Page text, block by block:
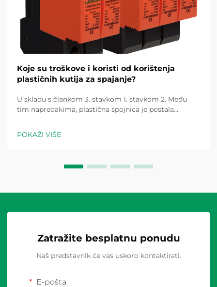
Koje su troškove i koristi od korištenja
plastičnih kutija za spajanje?
U skladu s člankom 3. stavkom 1. stavkom 2. Među
tim napredakima, plastična spojnica je postala
instalacije i...
POKAŽI VIŠE
Zatražite besplatnu ponudu
Naš predstavnik će vas uskoro kontaktirati.
E-pošta